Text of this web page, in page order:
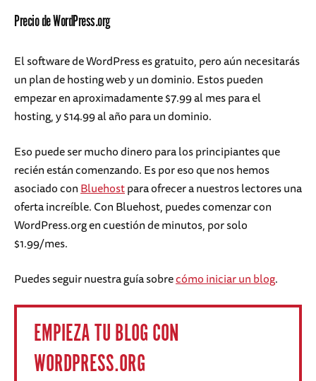
Precio de WordPress.org
El software de WordPress es gratuito, pero aún necesitarás
un plan de hosting web y un dominio. Estos pueden
empezar en aproximadamente $7.99 al mes para el
hosting, y $14.99 al año para un dominio.
Eso puede ser mucho dinero para los principiantes que
recién están comenzando. Es por eso que nos hemos
asociado conBluehostpara ofrecer a nuestros lectores una
oferta increíble. Con Bluehost, puedes comenzar con
WordPress.org en cuestión de minutos, por solo
$1.99/mes.
Puedes seguir nuestra guía sobrecómo iniciar un blog.
EMPIEZA TU BLOG CON
WORDPRESS.ORG